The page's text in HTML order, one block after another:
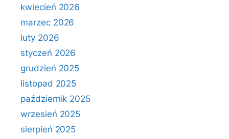
kwiecień 2026
marzec 2026
luty 2026
styczeń 2026
grudzień 2025
listopad 2025
październik 2025
wrzesień 2025
sierpień 2025